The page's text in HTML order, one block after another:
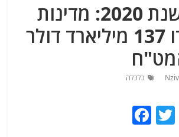
מסיכומי שנת 2020: מדינות
ערב איבדו 137 מיליארד דולר
Nziv כלכלה
E
T